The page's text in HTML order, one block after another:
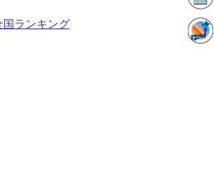
国ランキング